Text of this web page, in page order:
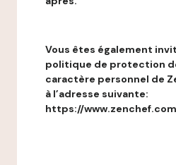
Vous êtes également
politique de protection
caractère personnel de
à l’adresse suivante:
https://